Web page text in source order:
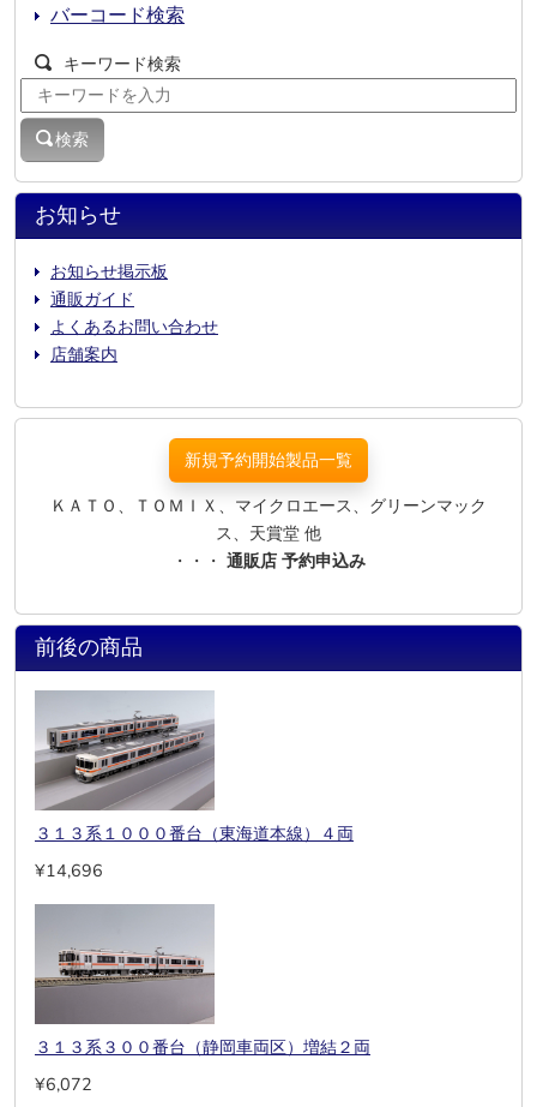
お知らせ
お知らせ掲示板
通販ガイド
よくあるお問い合わせ
店舗案内
バーコード検索
キーワード検索
検索
新規予約開始製品一覧
ＫＡＴＯ、ＴＯＭＩＸ、マイクロエース、グリーンマック
ス、天賞堂 他
・・・ 通販店 予約申込み
前後の商品
３１３系１０００番台（東海道本線）４両
¥14,696
３１３系３００番台（静岡車両区）増結２両
¥6,072